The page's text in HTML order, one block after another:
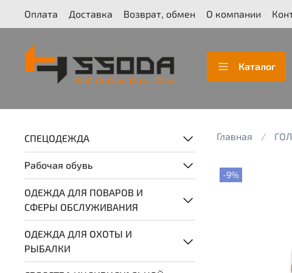
Оплата Доставка Возврат, обмен О компании
Каталог
Главная
-9%
СПЕЦОДЕЖДА
Рабочая обувь
ОДЕЖДА ДЛЯ ПОВАРОВ И
СФЕРЫ ОБСЛУЖИВАНИЯ
ОДЕЖДА ДЛЯ ОХОТЫ И
РЫБАЛКИ